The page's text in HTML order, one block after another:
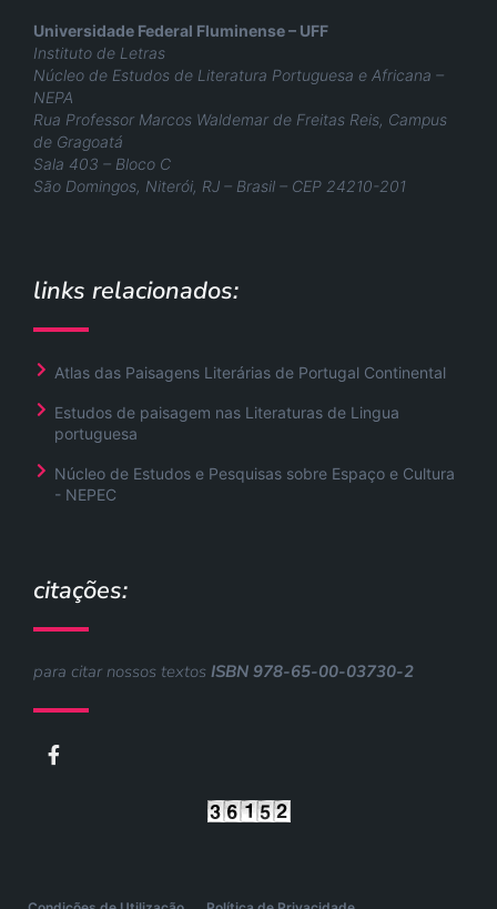
Universidade Federal Fluminense – UFF
Instituto de Letras
Núcleo de Estudos de Literatura Portuguesa e Africana –
NEPA
Rua Professor Marcos Waldemar de Freitas Reis, Campus
de Gragoatá
Sala 403 – Bloco C
São Domingos, Niterói, RJ – Brasil – CEP 24210-201
links relacionados:
Atlas das Paisagens Literárias de Portugal Continental
Estudos de paisagem nas Literaturas de Lingua
portuguesa
Núcleo de Estudos e Pesquisas sobre Espaço e Cultura
- NEPEC
citações:
para citar nossos textos ISBN 978-65-00-03730-2
F
a
-